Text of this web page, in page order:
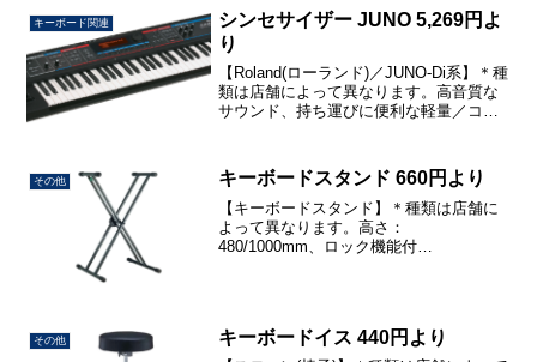
アノの音色を搭載！演奏上必要な操作は
できる限...
キーボード関連
シンセサイザー JUNO 5,269円よ
り
【Roland(ローランド)／JUNO-Di系】＊種
類は店舗によって異なります。高音質な
サウンド、持ち運びに便利な軽量／コン
す。ライブからストリートあらゆるシチ
ュエーシ...
その他 キーボードスタンド 660円より
【キーボードスタンド】＊種類は店舗に
よって異なります。高さ：
480/1000mm、ロック機能付
その他 キーボードイス 440円より